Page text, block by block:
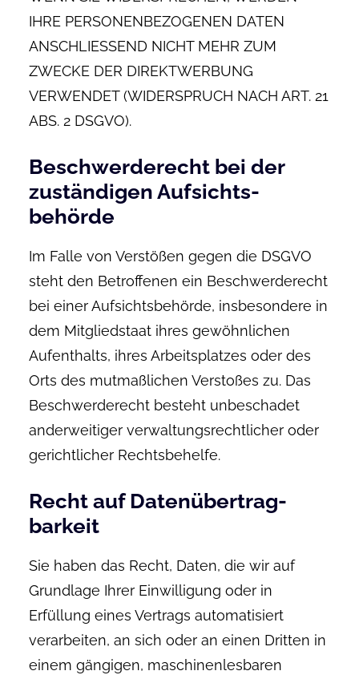
IHRE PERSONENBEZOGENEN DATEN
ANSCHLIESSEND NICHT MEHR ZUM
ZWECKE DER DIREKTWERBUNG
VERWENDET (WIDERSPRUCH NACH ART. 21
ABS. 2 DSGVO).
Beschwerde­recht bei der
zuständigen Aufsichts­
behörde
Im Falle von Verstößen gegen die DSGVO
steht den Betroffenen ein Beschwerderecht
bei einer Aufsichtsbehörde, insbesondere in
dem Mitgliedstaat ihres gewöhnlichen
Aufenthalts, ihres Arbeitsplatzes oder des
Orts des mutmaßlichen Verstoßes zu. Das
Beschwerderecht besteht unbeschadet
anderweitiger verwaltungsrechtlicher oder
gerichtlicher Rechtsbehelfe.
Recht auf Daten­übertrag­
barkeit
Sie haben das Recht, Daten, die wir auf
Grundlage Ihrer Einwilligung oder in
Erfüllung eines Vertrags automatisiert
verarbeiten, an sich oder an einen Dritten in
einem gängigen, maschinenlesbaren